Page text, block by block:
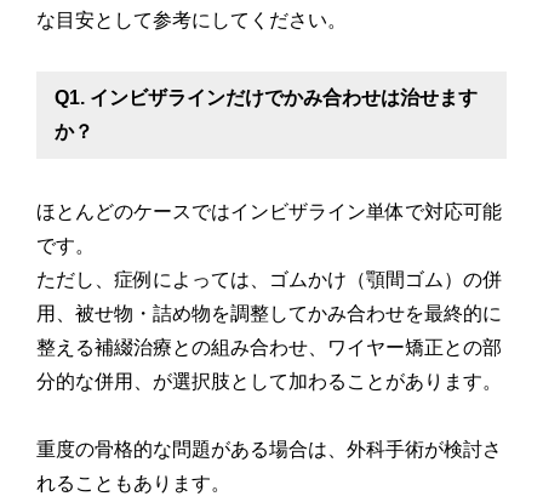
な目安として参考にしてください。
Q1. インビザラインだけでかみ合わせは治せます
か？
ほとんどのケースではインビザライン単体で対応可能
です。
ただし、症例によっては、ゴムかけ（顎間ゴム）の併
用、被せ物・詰め物を調整してかみ合わせを最終的に
整える補綴治療との組み合わせ、ワイヤー矯正との部
分的な併用、が選択肢として加わることがあります。
重度の骨格的な問題がある場合は、外科手術が検討さ
れることもあります。